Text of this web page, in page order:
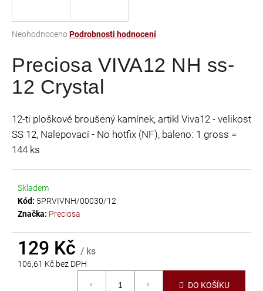
Průměrné
produktu
je
0,0
hvězdiček.
NeohodnocenoPodrobnosti hodnocení
Preciosa VIVA12 NH ss-
12 Crystal
12-ti ploškově broušený kamínek, artikl Viva12 - velikost
SS 12, Nalepovací - No hotfix (NF), baleno: 1 gross =
144 ks
Skladem
Kód: 5PRVIVNH/00030/12
Značka: Preciosa
129 Kč / ks
106,61 Kč bez DPH
DO KOŠÍKU
j
t
?
HLEDAT
D
o
p